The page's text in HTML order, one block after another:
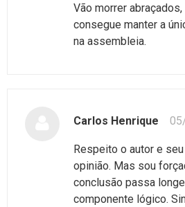
Vão morrer
consegue manter a
na assembleia.
Carlos Henrique
Respeito o autor e
opinião. Mas sou
conclusão passa
componente lógico.